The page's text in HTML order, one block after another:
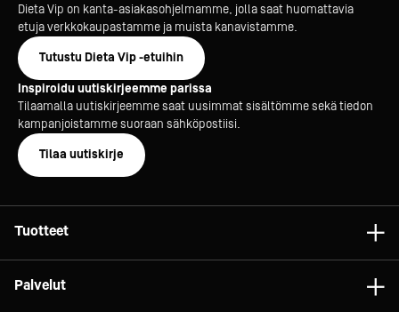
Dieta Vip on kanta-asiakasohjelmamme, jolla saat huomattavia
etuja verkkokaupastamme ja muista kanavistamme.
Tutustu Dieta Vip -etuihin
Inspiroidu uutiskirjeemme parissa
Tilaamalla uutiskirjeemme saat uusimmat sisältömme sekä tiedon
kampanjoistamme suoraan sähköpostiisi.
Tilaa uutiskirje
Tuotteet
Palvelut